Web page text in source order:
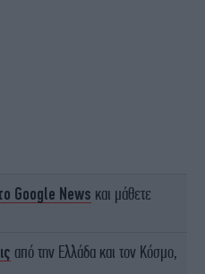
Google News και μάθετε
από την Ελλάδα και τον Κόσμο,